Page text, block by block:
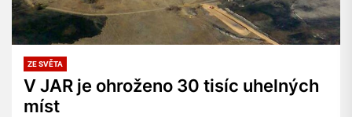
ZE SVĚTA
V JAR je ohroženo 30 tisíc uhelných
míst